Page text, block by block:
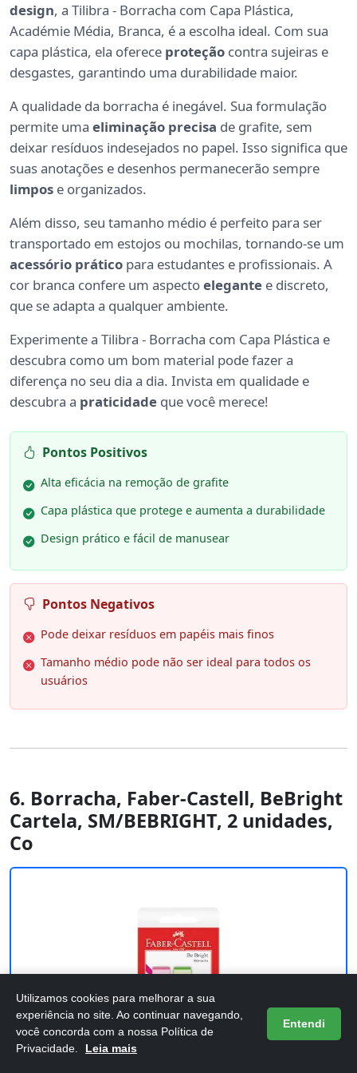
design, a Tilibra - Borracha com Capa Plástica,
Académie Média, Branca, é a escolha ideal. Com sua
capa plástica, ela oferece proteção contra sujeiras e
desgastes, garantindo uma durabilidade maior.
A qualidade da borracha é inegável. Sua formulação
permite uma eliminação precisa de grafite, sem
deixar resíduos indesejados no papel. Isso significa que
suas anotações e desenhos permanecerão sempre
limpos e organizados.
Além disso, seu tamanho médio é perfeito para ser
transportado em estojos ou mochilas, tornando-se um
acessório prático para estudantes e profissionais. A
cor branca confere um aspectoelegante e discreto,
que se adapta a qualquer ambiente.
Experimente a Tilibra - Borracha com Capa Plástica e
descubra como um bom material pode fazer a
diferença no seu dia a dia. Invista em qualidade e
descubra a praticidade que você merece!
Pontos Positivos
Alta eficácia na remoção de grafite
Capa plástica que protege e aumenta a durabilidade
Design prático e fácil de manusear
Pontos Negativos
Pode deixar resíduos em papéis mais finos
Tamanho médio pode não ser ideal para todos os
usuários
6. Borracha, Faber-Castell, BeBright
Cartela, SM/BEBRIGHT, 2 unidades,
Co
Utilizamos cookies para melhorar a sua
experiência no site. Ao continuar navegando,
você concorda com a nossa Política de
Privacidade.
Leia mais
Entendi